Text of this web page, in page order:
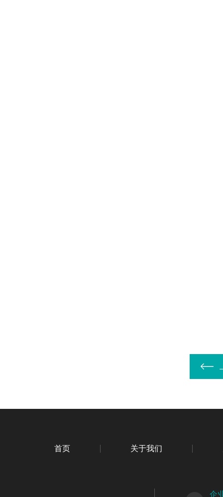
首页 关于我们
企